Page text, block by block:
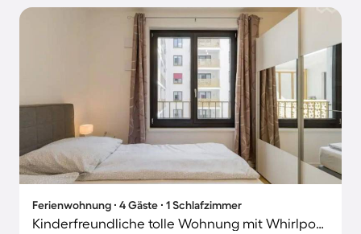
Ferienwohnung ∙ 4 Gäste ∙ 1 Schlafzimmer
Kinderfreundliche tolle Wohnung mit Whirlpool | Berliner Dom in der Nähe